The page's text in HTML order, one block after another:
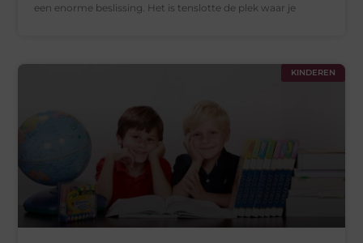
een enorme beslissing. Het is tenslotte de plek waar je
KINDEREN